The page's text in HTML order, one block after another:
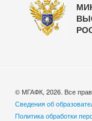
© МГАФК, 2026. Все
Сведения об
Политика обработки